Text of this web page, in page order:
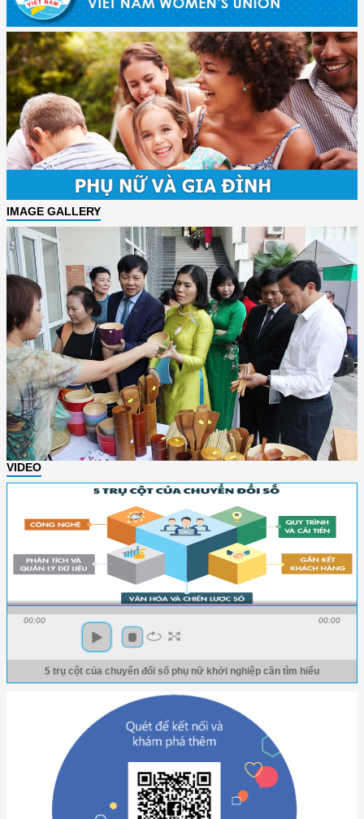
IMAGE GALLERY
VIDEO
00:00 00:00
5 trụ cột của chuyển đổi số phụ nữ khởi nghiệp cần tìm hiểu